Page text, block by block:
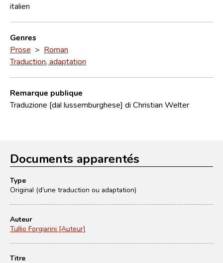
italien
Genres
Prose > Roman
Traduction, adaptation
Remarque publique
Traduzione [dal lussemburghese] di Christian Welter
Documents apparentés
Type
Original (d'une traduction ou adaptation)
Auteur
Tullio Forgiarini [Auteur]
Titre